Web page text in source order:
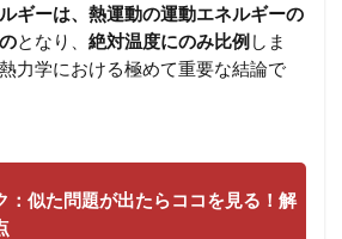
ギーは、熱運動の運動エネルギーの
となり、絶対温度にのみ比例しま
力学における極めて重要な結論で
：似た問題が出たらココを見る！解